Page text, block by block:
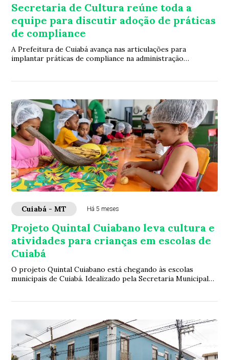
Secretaria de Cultura reúne toda a
equipe para discutir adoção de práticas
de compliance
A Prefeitura de Cuiabá avança nas articulações para
implantar práticas de compliance na administração
Cuiabá - MT Há 5 meses
Projeto Quintal Cuiabano leva cultura e
atividades para crianças em escolas de
Cuiabá
O projeto Quintal Cuiabano está chegando às escolas
municipais de Cuiabá. Idealizado pela Secretaria Municipal